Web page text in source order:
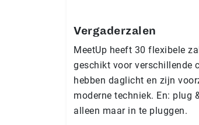
Vergaderzalen
MeetUp heeft 30 flexibele
geschikt voor verschillende
hebben daglicht en zijn
moderne techniek. En: plug
alleen maar in te pluggen.